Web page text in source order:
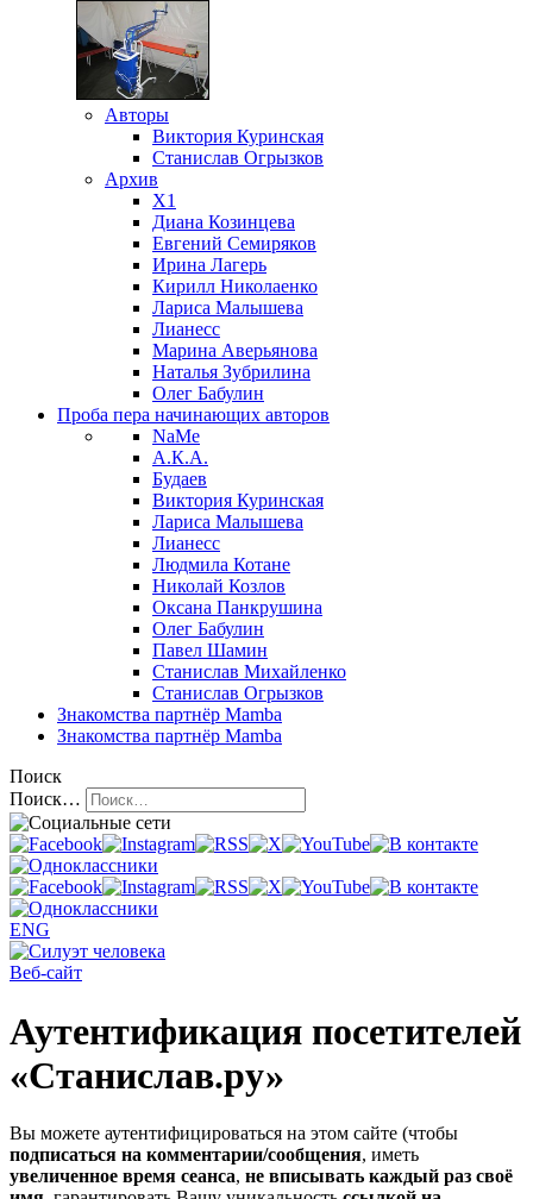
Авторы
Виктория Куринская
Станислав Огрызков
Архив
X1
Диана Козинцева
Евгений Семиряков
Ирина Лагерь
Кирилл Николаенко
Лариса Малышева
Лианесс
Марина Аверьянова
Наталья Зубрилина
Олег Бабулин
Проба пера начинающих авторов
NaMe
А.К.А.
Будаев
Виктория Куринская
Лариса Малышева
Лианесс
Людмила Котане
Николай Козлов
Оксана Панкрушина
Олег Бабулин
Павел Шамин
Станислав Михайленко
Станислав Огрызков
Знакомства партнёр Mamba
Знакомства партнёр Mamba
Поиск
Поиск…
ENG
Веб-сайт
Аутентификация посетителей
«Станислав.ру»
Вы можете аутентифицироваться на этом сайте (чтобы
подписаться на комментарии/сообщения, иметь
увеличенное время сеанса, не вписывать каждый раз своё